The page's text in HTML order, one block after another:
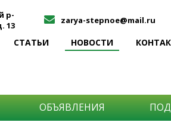
р-
13
zarya-stepnoe@mail.ru
СТАТЬИ НОВОСТИ
ОБЪЯВЛЕНИЯ